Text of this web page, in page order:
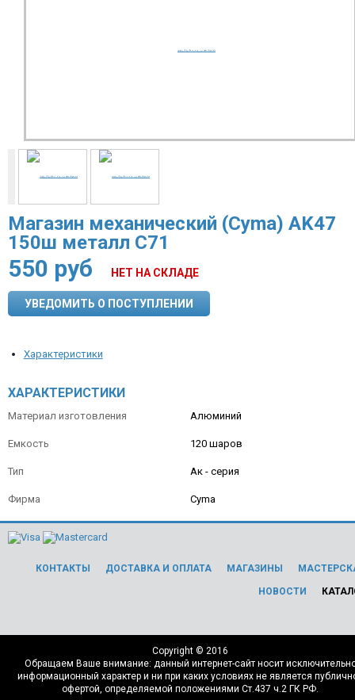
Магазин механический (Cyma) AK47
150ш металл C71
550 руб НЕТ НА СКЛАДЕ
УВЕДОМИТЬ О ПОСТУПЛЕНИИ
Характеристики
ХАРАКТЕРИСТИКИ
Материал изготовления Алюминий
Емкость 120 шаров
Тип Ак - серия
Фирма Cyma
КОНТАКТЫ ДОСТАВКА И ОПЛАТА МАГАЗИНЫ
НОВОСТИ
Copyright © 2016
Обращаем Ваше внимание: данный интернет-сайт носит
информационный характер и ни при каких условиях не является
офертой, определяемой положениями Ст.437 ч.2 ГК РФ.